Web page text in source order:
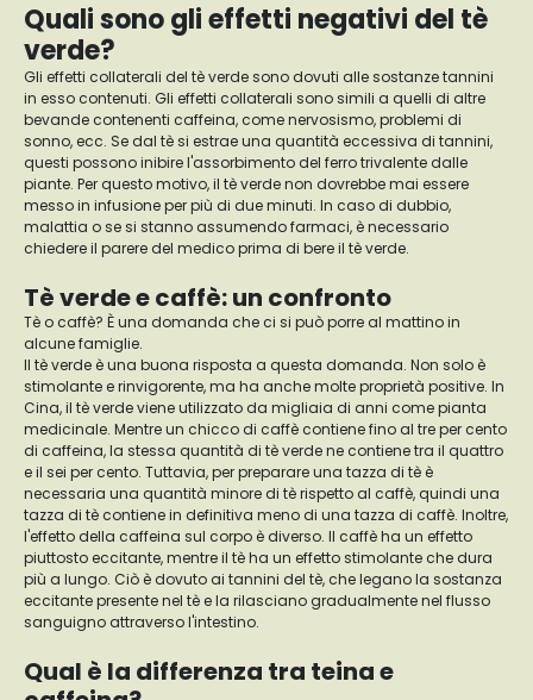
Quali sono gli effetti negativi del tè
verde?
Gli effetti collaterali del tè verde sono dovuti alle sostanze tannini
in esso contenuti. Gli effetti collaterali sono simili a quelli di altre
bevande contenenti caffeina, come nervosismo, problemi di
sonno, ecc. Se dal tè si estrae una quantità eccessiva di tannini,
questi possono inibire l'assorbimento del ferro trivalente dalle
piante. Per questo motivo, il tè verde non dovrebbe mai essere
messo in infusione per più di due minuti. In caso di dubbio,
malattia o se si stanno assumendo farmaci, è necessario
chiedere il parere del medico prima di bere il tè verde.
Tè verde e caffè: un confronto
Tè o caffè? È una domanda che ci si può porre al mattino in
alcune famiglie.
Il tè verde è una buona risposta a questa domanda. Non solo è
stimolante e rinvigorente, ma ha anche molte proprietà positive. In
Cina, il tè verde viene utilizzato da migliaia di anni come pianta
medicinale. Mentre un chicco di caffè contiene fino al tre per cento
di caffeina, la stessa quantità di tè verde ne contiene tra il quattro
e il sei per cento. Tuttavia, per preparare una tazza di tè è
necessaria una quantità minore di tè rispetto al caffè, quindi una
tazza di tè contiene in definitiva meno di una tazza di caffè. Inoltre,
l'effetto della caffeina sul corpo è diverso. Il caffè ha un effetto
piuttosto eccitante, mentre il tè ha un effetto stimolante che dura
più a lungo. Ciò è dovuto ai tannini del tè, che legano la sostanza
eccitante presente nel tè e la rilasciano gradualmente nel flusso
sanguigno attraverso l'intestino.
Qual è la differenza tra teina e